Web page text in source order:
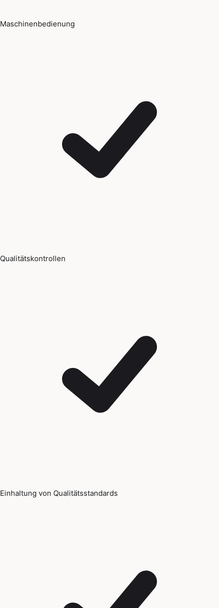
Maschinenbedienung
Qualitätskontrollen
Einhaltung von Qualitätsstandards